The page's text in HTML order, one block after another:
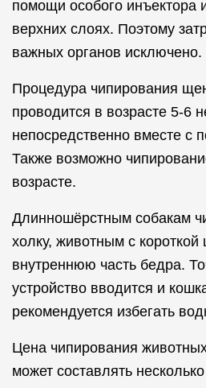
помощи особого инъектора
верхних слоях. Поэтому
важных органов исключено.
Процедура чипирования
проводится в возрасте 5-6
непосредственно вместе с
Также возможно
возрасте.
Длинношёрстным собакам
холку, животным с
внутреннюю часть бедра.
устройство вводится и
рекомендуется избегать
Цена чипирования
может составлять